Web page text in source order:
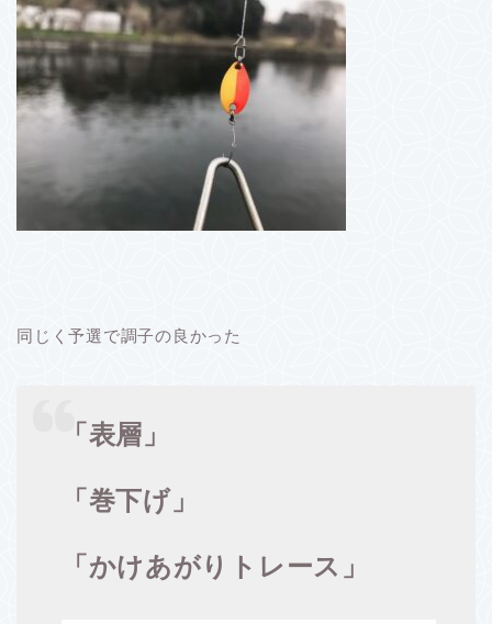
同じく予選で調子の良かった
「 表層」
「巻下げ」
「かけあがりトレース」